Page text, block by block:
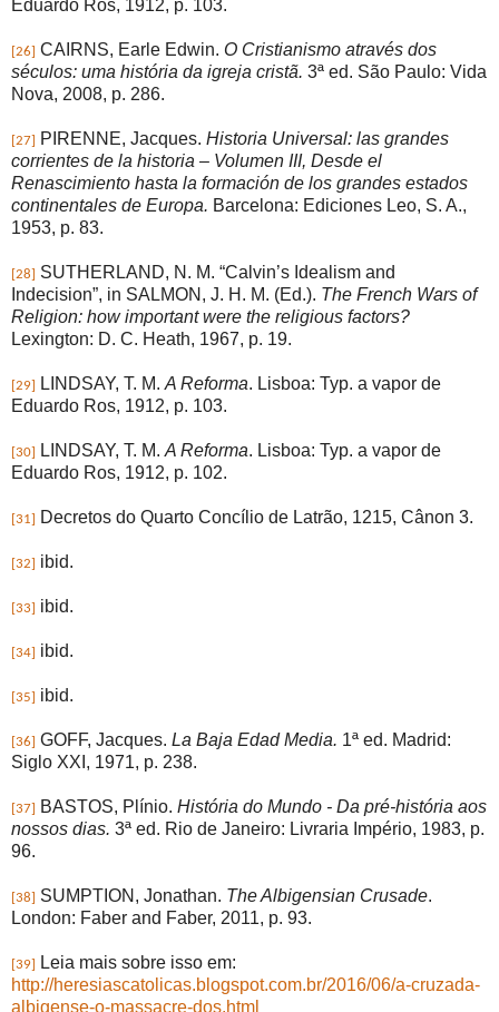
Eduardo Ros, 1912, p. 103.
[26] CAIRNS, Earle Edwin. O Cristianismo através dos
séculos: uma história da igreja cristã. 3ª ed. São Paulo: Vida
Nova, 2008, p. 286.
[27] PIRENNE, Jacques. Historia Universal: las grandes
corrientes de la historia – Volumen III, Desde el
Renascimiento hasta la formación de los grandes estados
continentales de Europa. Barcelona: Ediciones Leo, S. A.,
1953, p. 83.
[28] SUTHERLAND, N. M. “Calvin’s Idealism and
Indecision”, in SALMON, J. H. M. (Ed.). The French Wars of
Religion: how important were the religious factors?
Lexington: D. C. Heath, 1967, p. 19.
[29] LINDSAY, T. M. A Reforma. Lisboa: Typ. a vapor de
Eduardo Ros, 1912, p. 103.
[30] LINDSAY, T. M. A Reforma. Lisboa: Typ. a vapor de
Eduardo Ros, 1912, p. 102.
[31] Decretos do Quarto Concílio de Latrão, 1215, Cânon 3.
[32] ibid.
[33] ibid.
[34] ibid.
[35] ibid.
[36] GOFF, Jacques. La Baja Edad Media. 1ª ed. Madrid:
Siglo XXI, 1971, p. 238.
[37] BASTOS, Plínio. História do Mundo - Da pré-história aos
nossos dias. 3ª ed. Rio de Janeiro: Livraria Império, 1983, p.
96.
[38] SUMPTION, Jonathan. The Albigensian Crusade.
London: Faber and Faber, 2011, p. 93.
[39]
Leia mais sobre isso em:
http://heresiascatolicas.blogspot.com.br/2016/06/a-cruzada-
albigense-o-massacre-dos.html